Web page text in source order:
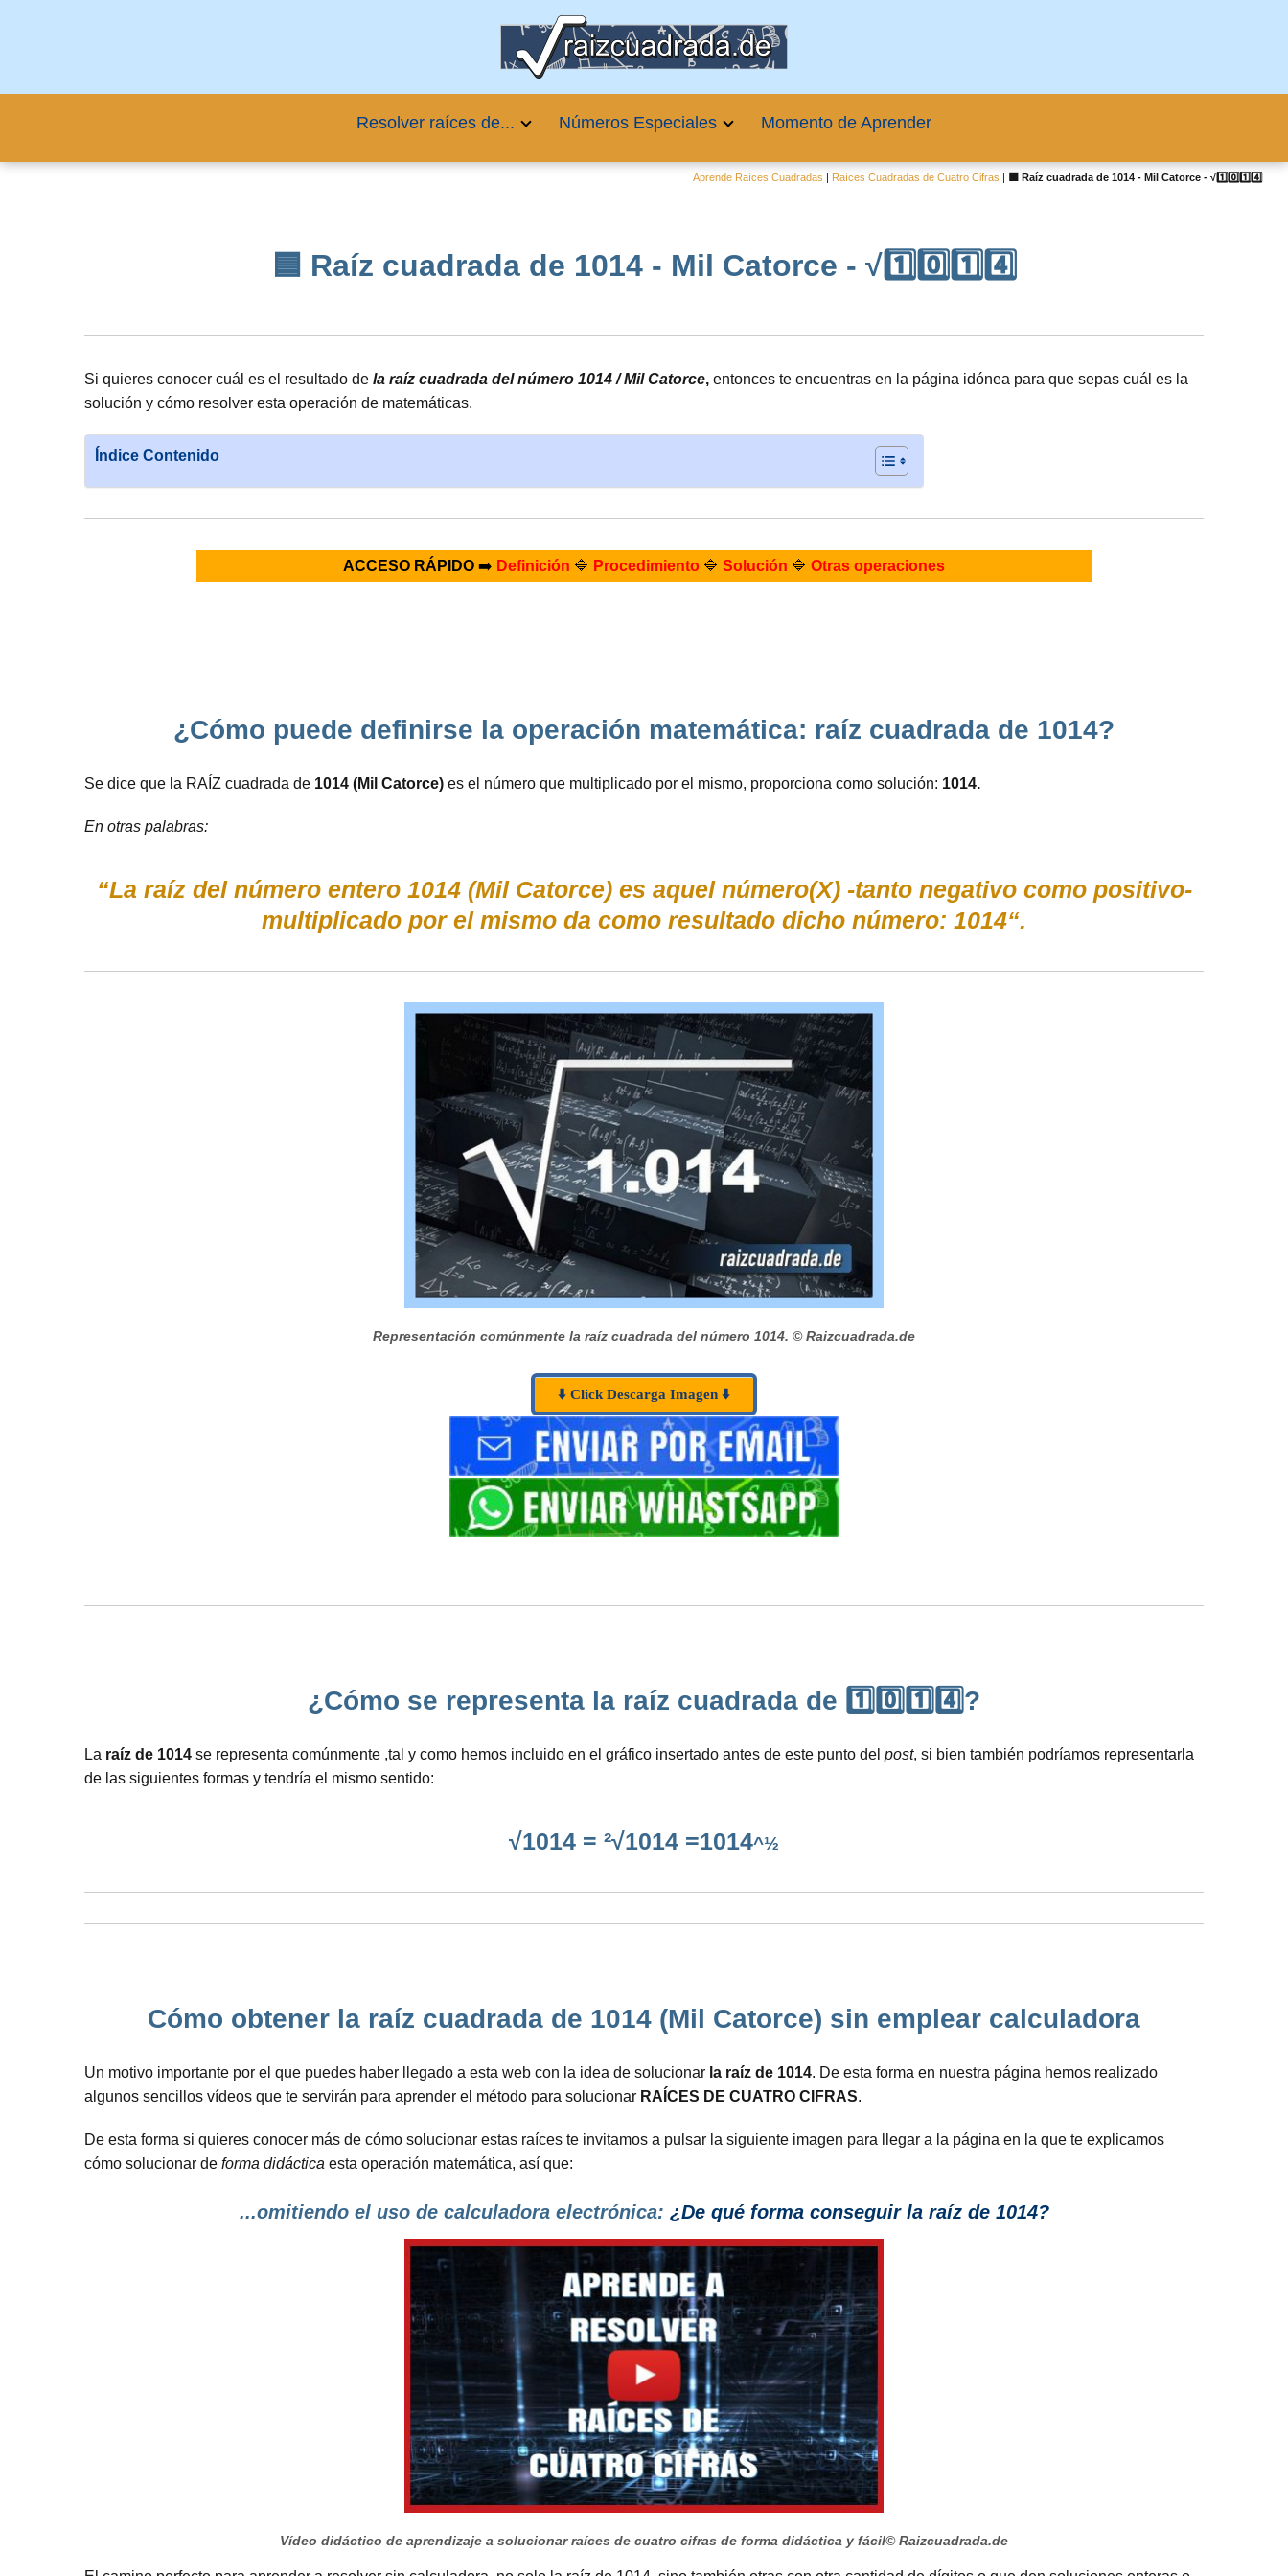
Resolver raíces de... Números Especiales Momento de Aprender
Aprende Raíces Cuadradas | Raíces Cuadradas de Cuatro Cifras | 🟦 Raíz cuadrada de 1014 - Mil Catorce - √1️⃣0️⃣1️⃣4️⃣
🟦 Raíz cuadrada de 1014 - Mil Catorce - √1️⃣0️⃣1️⃣4️⃣
Si quieres conocer cuál es el resultado de la raíz cuadrada del número 1014 / Mil Catorce, entonces te encuentras en la página idónea para que sepas cuál es la
solución y cómo resolver esta operación de matemáticas.
Índice Contenido
ACCESO RÁPIDO➡️ Definición 🔷 Procedimiento🔷 Solución 🔷 Otras operaciones
¿Cómo puede definirse la operación matemática: raíz cuadrada de 1014?
Se dice que la RAÍZ cuadrada de 1014 (Mil Catorce) es el número que multiplicado por el mismo, proporciona como solución: 1014.
En otras palabras:
“La raíz del número entero 1014 (Mil Catorce) es aquel número(X) -tanto negativo como positivo-
multiplicado por el mismo da como resultado dicho número: 1014“.
Representación comúnmente la raíz cuadrada del número 1014. © Raizcuadrada.de
⬇️ Click Descarga Imagen ⬇️
¿Cómo se representa la raíz cuadrada de 1️⃣0️⃣1️⃣4️⃣?
La raíz de 1014 se representa comúnmente ,tal y como hemos incluido en el gráfico insertado antes de este punto del post, si bien también podríamos representarla
de las siguientes formas y tendría el mismo sentido:
√1014 = ²√1014 =1014^½
Cómo obtener la raíz cuadrada de 1014 (Mil Catorce) sin emplear calculadora
Un motivo importante por el que puedes haber llegado a esta web con la idea de solucionar la raíz de 1014. De esta forma en nuestra página hemos realizado
algunos sencillos vídeos que te servirán para aprender el método para solucionar RAÍCES DE CUATRO CIFRAS.
De esta forma si quieres conocer más de cómo solucionar estas raíces te invitamos a pulsar la siguiente imagen para llegar a la página en la que te explicamos
cómo solucionar de forma didáctica esta operación matemática, así que:
...omitiendo el uso de calculadora electrónica: ¿De qué forma conseguir la raíz de 1014?
Vídeo didáctico de aprendizaje a solucionar raíces de cuatro cifras de forma didáctica y fácil© Raizcuadrada.de